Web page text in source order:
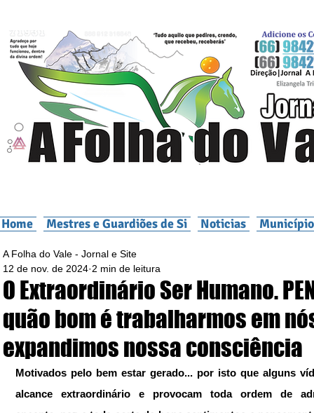
Home Mestres e Guardiões de Si Noticias
O Extraordinário Ser Humano.
quão bom é trabalharmos em
expandimos nossa consciência
A Folha do Vale - Jornal e Site
12 de nov. de 2024 2 min de leitura
Motivados pelo bem estar gerado... por isto que alguns
alcance extraordinário e provocam toda ordem de